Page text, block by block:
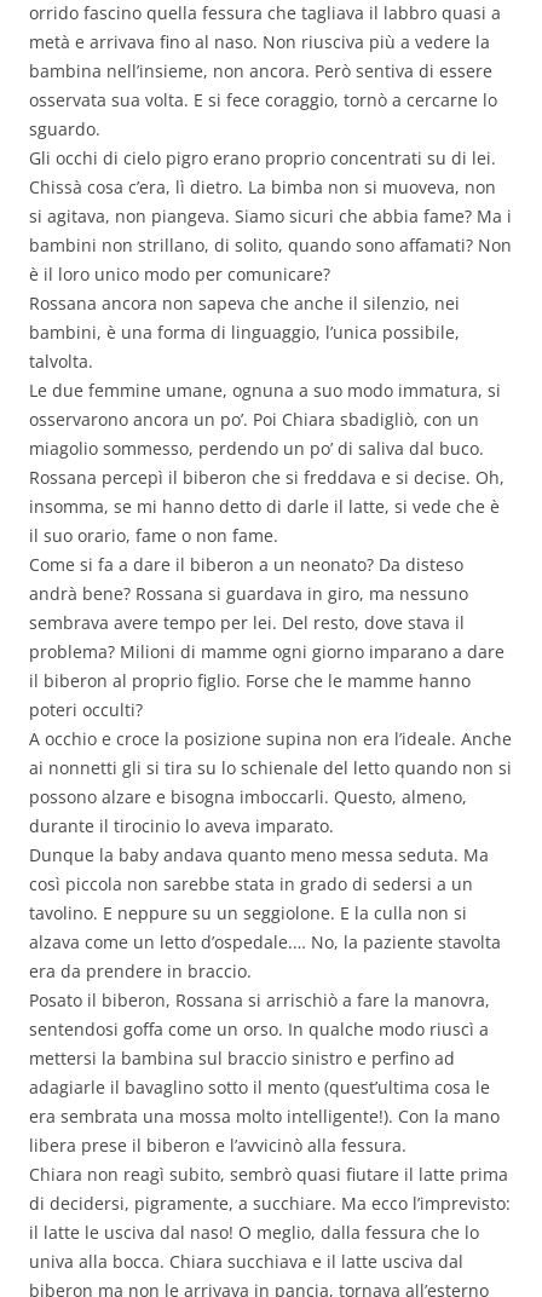
orrido fascino quella fessura che tagliava il labbro quasi a
metà e arrivava fino al naso. Non riusciva più a vedere la
bambina nell’insieme, non ancora. Però sentiva di essere
osservata sua volta. E si fece coraggio, tornò a cercarne lo
sguardo.
Gli occhi di cielo pigro erano proprio concentrati su di lei.
Chissà cosa c’era, lì dietro. La bimba non si muoveva, non
si agitava, non piangeva. Siamo sicuri che abbia fame? Ma i
bambini non strillano, di solito, quando sono affamati? Non
è il loro unico modo per comunicare?
Rossana ancora non sapeva che anche il silenzio, nei
bambini, è una forma di linguaggio, l’unica possibile,
talvolta.
Le due femmine umane, ognuna a suo modo immatura, si
osservarono ancora un po’. Poi Chiara sbadigliò, con un
miagolio sommesso, perdendo un po’ di saliva dal buco.
Rossana percepì il biberon che si freddava e si decise. Oh,
insomma, se mi hanno detto di darle il latte, si vede che è
il suo orario, fame o non fame.
Come si fa a dare il biberon a un neonato? Da disteso
andrà bene? Rossana si guardava in giro, ma nessuno
sembrava avere tempo per lei. Del resto, dove stava il
problema? Milioni di mamme ogni giorno imparano a dare
il biberon al proprio figlio. Forse che le mamme hanno
poteri occulti?
A occhio e croce la posizione supina non era l’ideale. Anche
ai nonnetti gli si tira su lo schienale del letto quando non si
possono alzare e bisogna imboccarli. Questo, almeno,
durante il tirocinio lo aveva imparato.
Dunque la baby andava quanto meno messa seduta. Ma
così piccola non sarebbe stata in grado di sedersi a un
tavolino. E neppure su un seggiolone. E la culla non si
alzava come un letto d’ospedale.… No, la paziente stavolta
era da prendere in braccio.
Posato il biberon, Rossana si arrischiò a fare la manovra,
sentendosi goffa come un orso. In qualche modo riuscì a
mettersi la bambina sul braccio sinistro e perfino ad
adagiarle il bavaglino sotto il mento (quest’ultima cosa le
era sembrata una mossa molto intelligente!). Con la mano
libera prese il biberon e l’avvicinò alla fessura.
Chiara non reagì subito, sembrò quasi fiutare il latte prima
di decidersi, pigramente, a succhiare. Ma ecco l’imprevisto:
il latte le usciva dal naso! O meglio, dalla fessura che lo
univa alla bocca. Chiara succhiava e il latte usciva dal
biberon ma non le arrivava in pancia, tornava all’esterno